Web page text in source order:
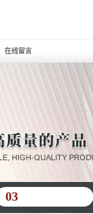
在线留言
03